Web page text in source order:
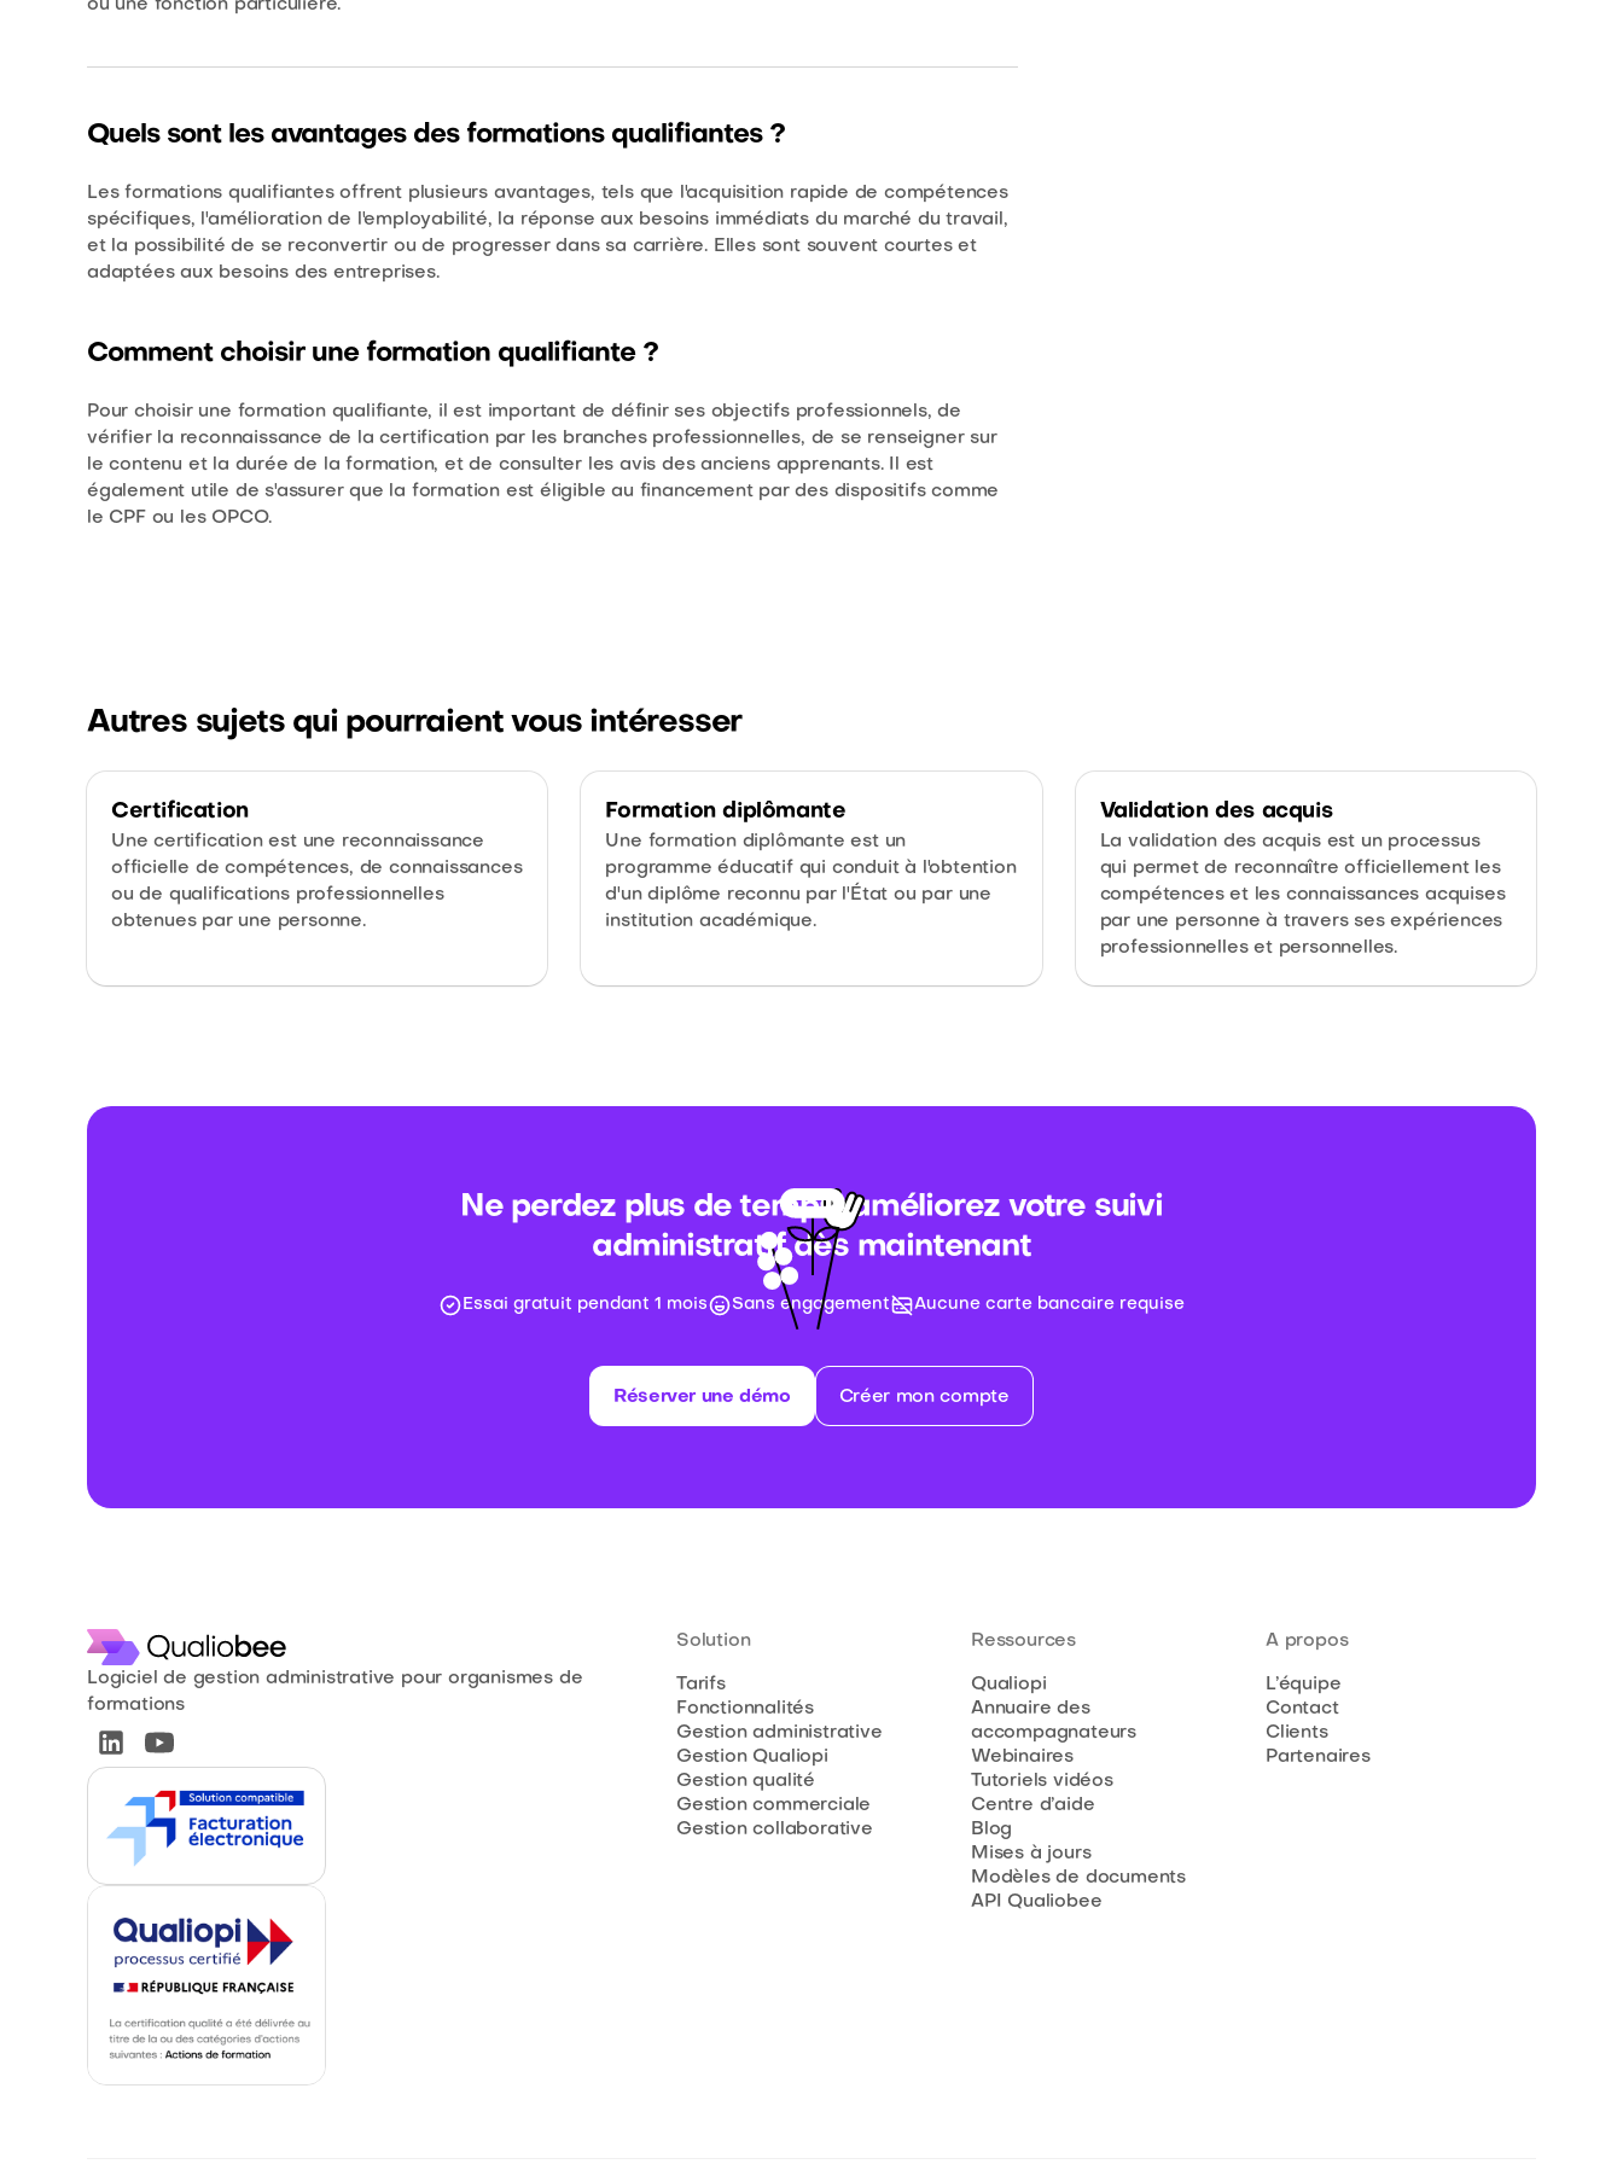
ou une fonction particulière.
Quels sont les avantages des formations qualifiantes ?
Les formations qualifiantes offrent plusieurs avantages, tels que l'acquisition rapide de compétences
spécifiques, l'amélioration de l'employabilité, la réponse aux besoins immédiats du marché du travail,
et la possibilité de se reconvertir ou de progresser dans sa carrière. Elles sont souvent courtes et
adaptées aux besoins des entreprises.
Comment choisir une formation qualifiante ?
Pour choisir une formation qualifiante, il est important de définir ses objectifs professionnels, de
vérifier la reconnaissance de la certification par les branches professionnelles, de se renseigner sur
le contenu et la durée de la formation, et de consulter les avis des anciens apprenants. Il est
également utile de s'assurer que la formation est éligible au financement par des dispositifs comme
le CPF ou les OPCO.
Autres sujets qui pourraient vous intéresser
Certification
Une certification est une reconnaissance
officielle de compétences, de connaissances
ou de qualifications professionnelles
obtenues par une personne.
Formation diplômante
Une formation diplômante est un
programme éducatif qui conduit à l'obtention
d'un diplôme reconnu par l'État ou par une
institution académique.
Validation des acquis
La validation des acquis est un processus
qui permet de reconnaître officiellement les
compétences et les connaissances acquises
par une personne à travers ses expériences
professionnelles et personnelles.
Ne perdez plus de temps, améliorez votre suivi
administratif dès maintenant
Essai gratuit pendant 1 mois Sans engagement Aucune carte bancaire requise
Réserver une démo Créer mon compte
Logiciel de gestion administrative pour organismes de
formations
Solution
Tarifs
Fonctionnalités
Gestion administrative
Gestion Qualiopi
Gestion qualité
Gestion commerciale
Gestion collaborative
Ressources
Qualiopi
Annuaire des
accompagnateurs
Webinaires
Tutoriels vidéos
Centre d’aide
Blog
Mises à jours
Modèles de documents
API Qualiobee
A propos
L’équipe
Contact
Clients
Partenaires